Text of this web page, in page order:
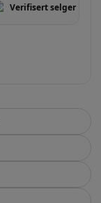
Verifisert selger